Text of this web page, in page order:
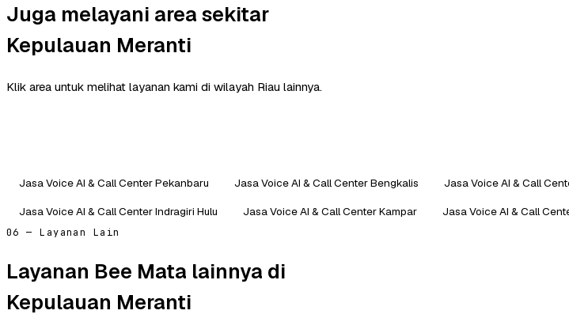
Juga melayani area sekitar
Kepulauan Meranti
Klik area untuk melihat layanan kami di wilayah Riau lainnya.
Jasa Voice AI & Call Center Pekanbaru Jasa Voice AI & Call Center Bengkalis Jasa Voice AI & Call
Jasa Voice AI & Call Center Indragiri Hulu
Jasa Voice AI & Call Center Kampar Jasa Voice AI & Call
06 — Layanan Lain
Layanan Bee Mata lainnya di
Kepulauan Meranti